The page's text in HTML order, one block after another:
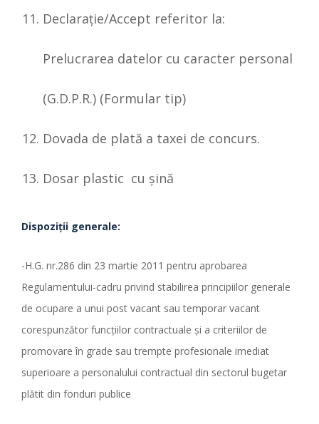
Declaraţie/Accept referitor la:
Prelucrarea datelor cu caracter personal
(G.D.P.R.) (Formular tip)
Dovada de plată a taxei de concurs.
Dosar plastic cu şină
Dispoziții generale:
-H.G. nr.286 din 23 martie 2011 pentru aprobarea
Regulamentului-cadru privind stabilirea principiilor generale
de ocupare a unui post vacant sau temporar vacant
corespunzător funcţiilor contractuale şi a criteriilor de
promovare în grade sau trempte profesionale imediat
superioare a personalului contractual din sectorul bugetar
plătit din fonduri publice